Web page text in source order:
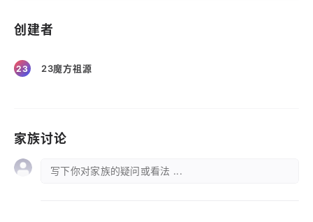
创建者
23 23魔方祖源
家族讨论
写下你对家族的疑问或看法 ...